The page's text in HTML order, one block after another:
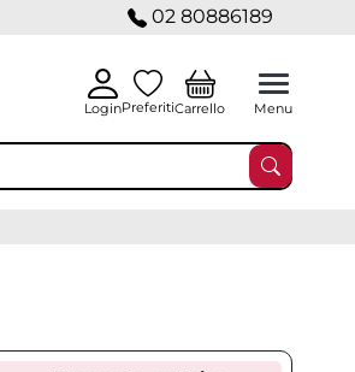
02 80886189
LoginPreferitiCarrello Menu